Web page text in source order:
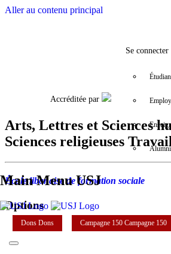
Aller au contenu principal
Facebook
Accréditée par
Se connecter
Alumni
Main Menu USJ
Dons Dons Campagne 150 Campagne 150
Arts, Lettres et Sciences
Sciences religieuses
École libanaise de formation sociale
Options